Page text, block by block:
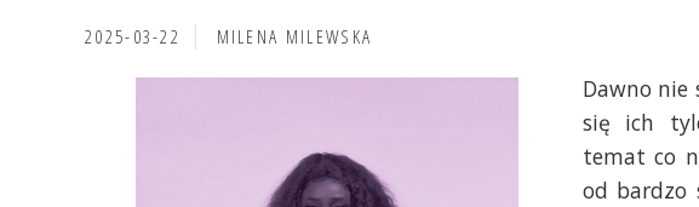
2025-03-22 MILENA MILEWSKA
Dawno nie
się ich
temat co
od bardzo